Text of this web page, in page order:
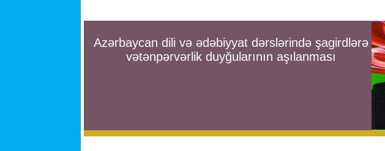
Azərbaycan dili və ədəbiyyat dərslərində şagirdlərə
vətənpərvərlik duyğularının aşılanması